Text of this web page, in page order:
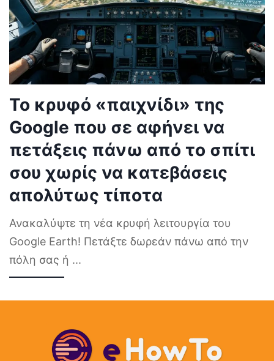
Το κρυφό «παιχνίδι» της
Google που σε αφήνει να
πετάξεις πάνω από το σπίτι
σου χωρίς να κατεβάσεις
απολύτως τίποτα
Ανακαλύψτε τη νέα κρυφή λειτουργία του
Google Earth! Πετάξτε δωρεάν πάνω από την
πόλη σας ή ...